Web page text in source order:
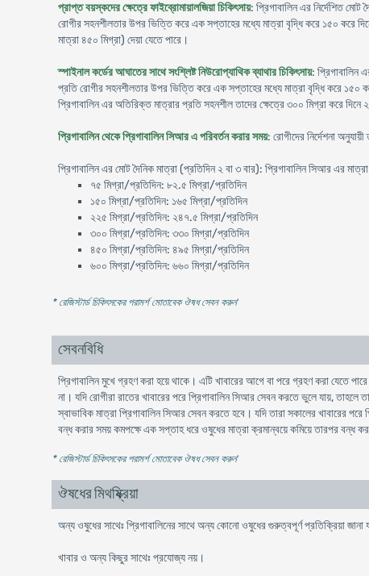
প্রাপ্ত বয়স্কদের ক্ষেত্রে ফাইব্রোমায়ালজিয়া চিকিৎসায়: প্রিগাবালিন এর নির্দেশিত
রোগীর সহনশীলতার উপর ভিত্তি করে এক সপ্তাহের মধ্যে মাত্রা বৃদ্ধি করে ১৫০ করে
মাত্রা ৪৫০ মিগ্রা) দেয়া যেতে পারে।
স্পাইনাল কর্ডের আঘাতের সাথে সংশ্লিষ্ট নিউরোপ্যাথিক ব্যাথার চিকিৎসায়: প্রিগাবালিন
প্রতি রোগীর সহনশীলতার উপর ভিত্তি করে এক সপ্তাহের মধ্যে মাত্রা বৃদ্ধি করে ১৫০
প্রিগাবালিন এর অতিরিক্ত মাত্রার প্রতি সহনশীল তাদের ক্ষেত্রে ৩০০ মিগ্রা করে দিনে
প্রিগাবালিন থেকে প্রিগাবালিন সিআর এ পরিবর্তন করার সময়: রোগীদের নির্দেশনা
প্রিগাবালিন এর মোট দৈনিক মাত্রা (প্রতিদিন ২ বা ৩ বার): প্রিগাবালিন সিআর এর
৭৫ মিগ্রা/প্রতিদিন: ৮২.৫ মিগ্রা/প্রতিদিন
১৫০ মিগ্রা/প্রতিদিন: ১৬৫ মিগ্রা/প্রতিদিন
২২৫ মিগ্রা/প্রতিদিন: ২৪৭.৫ মিগ্রা/প্রতিদিন
৩০০ মিগ্রা/প্রতিদিন: ৩৩০ মিগ্রা/প্রতিদিন
৪৫০ মিগ্রা/প্রতিদিন: ৪৯৫ মিগ্রা/প্রতিদিন
৬০০ মিগ্রা/প্রতিদিন: ৬৬০ মিগ্রা/প্রতিদিন
* রেজিস্টার্ড চিকিৎসকের পরামর্শ মোতাবেক ঔষধ সেবন করুন'
সেবনবিধি
প্রিগাবালিন মুখে গ্রহণ করা হয়ে থাকে। এটি খাবারের আগে বা পরে গ্রহণ করা যেতে
না। যদি রোগীরা রাতের খাবারের পরে প্রিগাবালিন সিআর সেবন করতে ভুলে যায়,
স্বাভাবিক মাত্রা প্রিগাবালিন সিআর সেবন করতে হবে। যদি তারা সকালের খাবারের
বন্ধ করার সময় কমপক্ষে এক সপ্তাহ ধরে ওষুধের মাত্রা ক্রমান্বয়ে কমিয়ে তারপর বন্ধ
* রেজিস্টার্ড চিকিৎসকের পরামর্শ মোতাবেক ঔষধ সেবন করুন'
ঔষধের মিথষ্ক্রিয়া
অন্য ওষুধের সাথেঃ প্রিগাবালিনের সাথে অন্য কোনো ওষুধের গুরুত্বপূর্ণ প্রতিক্রিয়া জানা
খাবার ও অন্য কিছুর সাথেঃ প্রযোজ্য নয়।